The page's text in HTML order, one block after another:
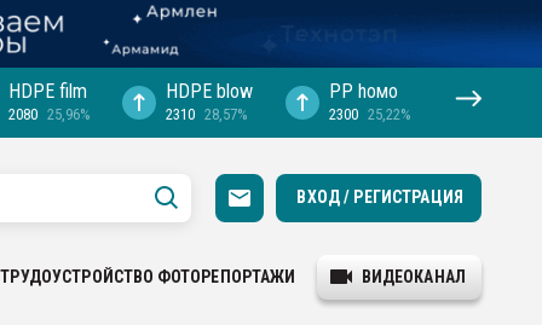
HDPE film
2080 25,96%
HDPE blow
2310 28,57%
PP hомо
2300 25,22%
ВХОД / РЕГИСТРАЦИЯ
ТРУДОУСТРОЙСТВО ФОТОРЕПОРТАЖИ ВИДЕОКАНАЛ